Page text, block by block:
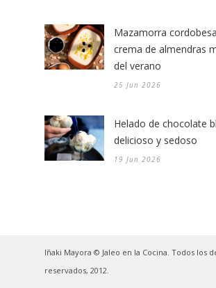
Mazamorra
crema de almendras
del verano
25 Jun 2026
Helado de chocolate
delicioso y sedoso
19 Jun 2026
Iñaki Mayora © Jaleo en la Cocina. Todos los
reservados, 2012.